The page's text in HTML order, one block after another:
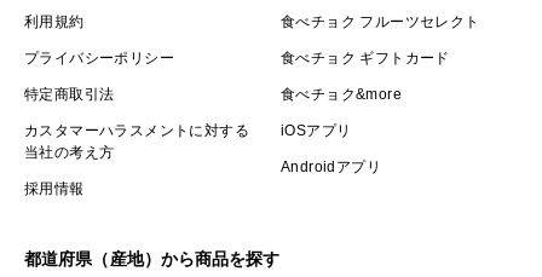
一時的に新規受付を停止させていただく場合もございま
す。
その場合は「再入荷通知」にてお待ちください。
何卒ご理解いただけますと幸いです。
━━━━━━━━━━━━━━
利用規約
プライバシーポリシー
特定商取引法
カスタマーハラスメントに対する
当社の考え方
採用情報
食べチョク フルーツセレクト
食べチョク ギフトカード
食べチョク&more
iOSアプリ
Androidアプリ
都道府県（産地）から商品を探す